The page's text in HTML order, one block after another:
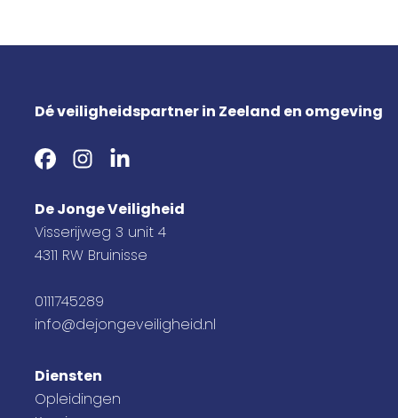
Dé veiligheidspartner in Zeeland en omgeving
De Jonge Veiligheid
Visserijweg 3 unit 4
4311 RW Bruinisse
0111745289
info@dejongeveiligheid.nl
Diensten
Opleidingen